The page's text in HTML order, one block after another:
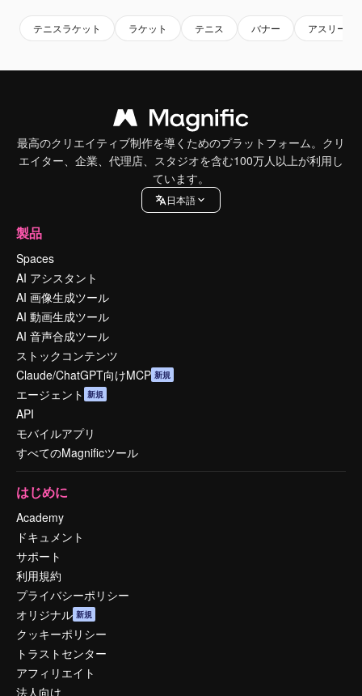
テニスラケット ラケット テニス バナー アスリート
最高のクリエイティブ制作を導くためのプラットフォーム。クリ
エイター、企業、代理店、スタジオを含む100万人以上が利用し
ています。
日本語
製品
Spaces
AI アシスタント
AI 画像生成ツール
AI 動画生成ツール
AI 音声合成ツール
ストックコンテンツ
Claude/ChatGPT向けMCP 新規
エージェント 新規
API
モバイルアプリ
すべてのMagnificツール
はじめに
Academy
ドキュメント
サポート
利用規約
プライバシーポリシー
オリジナル 新規
クッキーポリシー
トラストセンター
アフィリエイト
法人向け